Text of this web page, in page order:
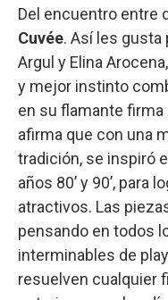
Del encuentro entre
Cuvée. Así les gusta
Argul y Elina
y mejor instinto
en su flamante firma
afirma que con una
tradición, se inspiró
años 80’ y 90’,
atractivos. Las
pensando en todos
interminables de
resuelven cualquier